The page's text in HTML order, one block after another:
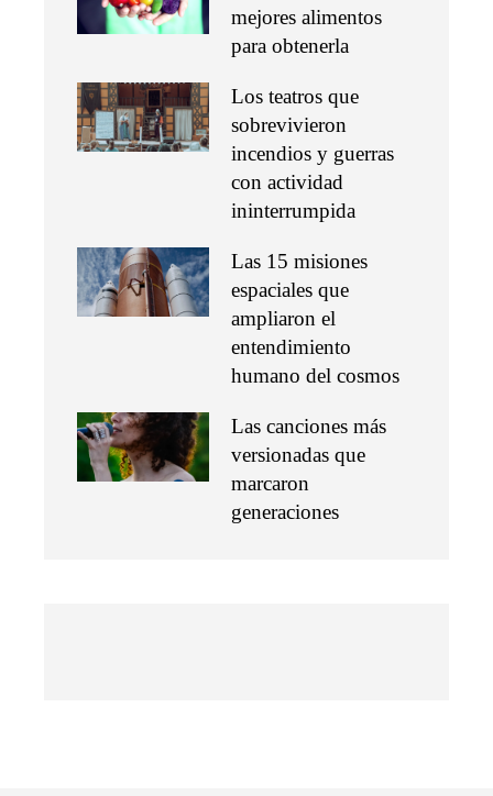
mejores alimentos
para obtenerla
Los teatros que
sobrevivieron
incendios y guerras
con actividad
ininterrumpida
Las 15 misiones
espaciales que
ampliaron el
entendimiento
humano del cosmos
Las canciones más
versionadas que
marcaron
generaciones